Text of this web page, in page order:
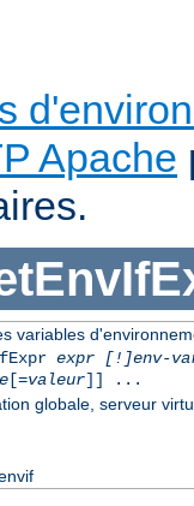
Apache
variables
expr [!]env-
[=valeur]] ...
globale, serveur